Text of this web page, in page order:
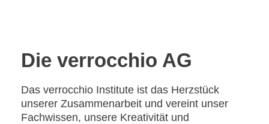
Die verrocchio AG
Das verrocchio Institute ist das Herzstück
unserer Zusammenarbeit und vereint unser
Fachwissen, unsere Kreativität und